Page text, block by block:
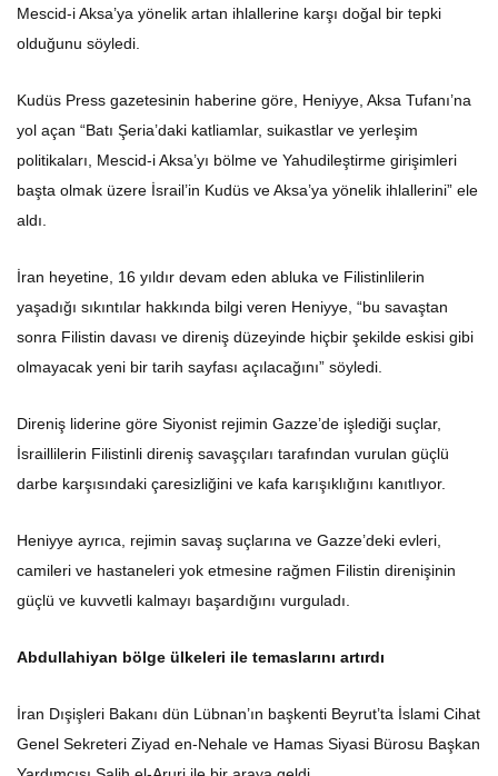
Mescid-i Aksa’ya yönelik artan ihlallerine karşı doğal bir tepki
olduğunu söyledi.
Kudüs Press gazetesinin haberine göre, Heniyye, Aksa Tufanı’na
yol açan “Batı Şeria’daki katliamlar, suikastlar ve yerleşim
politikaları, Mescid-i Aksa’yı bölme ve Yahudileştirme girişimleri
başta olmak üzere İsrail’in Kudüs ve Aksa’ya yönelik ihlallerini” ele
aldı.
İran heyetine, 16 yıldır devam eden abluka ve Filistinlilerin
yaşadığı sıkıntılar hakkında bilgi veren Heniyye, “bu savaştan
sonra Filistin davası ve direniş düzeyinde hiçbir şekilde eskisi gibi
olmayacak yeni bir tarih sayfası açılacağını” söyledi.
Direniş liderine göre Siyonist rejimin Gazze’de işlediği suçlar,
İsraillilerin Filistinli direniş savaşçıları tarafından vurulan güçlü
darbe karşısındaki çaresizliğini ve kafa karışıklığını kanıtlıyor.
Heniyye ayrıca, rejimin savaş suçlarına ve Gazze’deki evleri,
camileri ve hastaneleri yok etmesine rağmen Filistin direnişinin
güçlü ve kuvvetli kalmayı başardığını vurguladı.
Abdullahiyan bölge ülkeleri ile temaslarını artırdı
İran Dışişleri Bakanı dün Lübnan’ın başkenti Beyrut’ta İslami Cihat
Genel Sekreteri Ziyad en-Nehale ve Hamas Siyasi Bürosu Başkan
Yardımcısı Salih el-Aruri ile bir araya geldi.